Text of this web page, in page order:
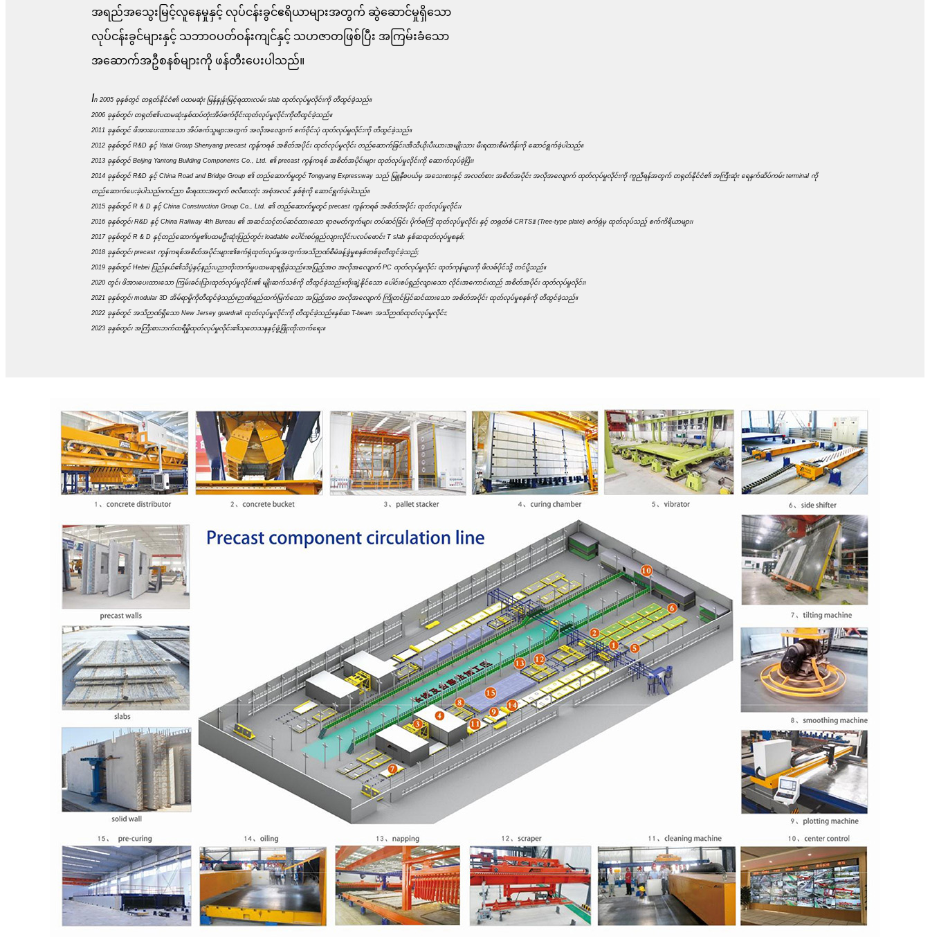
အရည်အသွေးမြင့်လူနေမှုနှင့် လုပ်ငန်းခွင်ဧရိယာများအတွက် ဆွဲဆောင်မှုရှိသော
လုပ်ငန်းခွင်များနှင့် သဘာဝပတ်ဝန်းကျင်နှင့် သဟဇာတဖြစ်ပြီး အကြမ်းခံသော
အဆောက်အဦစနစ်များကို ဖန်တီးပေးပါသည်။
In 2005 ခုနှစ်တွင် တရုတ်နိုင်ငံ၏ ပထမဆုံး မြန်နှုန်းမြင့်ရထားလမ်း slab ထုတ်လုပ်မှုလိုင်းကို တီထွင်ခဲ့သည်။
2006 ခုနှစ်တွင်၊ တရုတ်၏ပထမဆုံးနှစ်ထပ်တုံးအိပ်စက်ဝိုင်းထုတ်လုပ်မှုလိုင်းကိုတီထွင်ခဲ့သည်။
2011 ခုနှစ်တွင် ဖိအားပေးထားသော အိပ်စက်သူများအတွက် အလိုအလျောက် စက်ဝိုင်းပုံ ထုတ်လုပ်မှုလိုင်းကို တီထွင်ခဲ့သည်။
2012 ခုနှစ်တွင် R&D နှင့် Yatai Group Shenyang precast ကွန်ကရစ် အစိတ်အပိုင်း ထုတ်လုပ်မှုလိုင်း တည်ဆောက်ခြင်း၊အီသီယိုးပီးယားအမျိုးသား မီးရထားစီမံကိန်းကို ဆောင်ရွက်ခဲ့ပါသည်။
2013 ခုနှစ်တွင် Beijing Yantong Building Components Co., Ltd. ၏ precast ကွန်ကရစ် အစိတ်အပိုင်းများ ထုတ်လုပ်မှုလိုင်းကို ဆောက်လုပ်ခဲ့ပြီး၊
2014 ခုနှစ်တွင် R&D နှင့် China Road and Bridge Group ၏ တည်ဆောက်မှုတွင် Tongyang Expressway သည် မြူနီစပယ်မှ အသေးစားနှင့် အလတ်စား အစိတ်အပိုင်း အလိုအလျောက် ထုတ်လုပ်မှုလိုင်းကို ကူညီရန်အတွက် တရုတ်နိုင်ငံ၏ အကြီးဆုံး ရေနက်ဆိပ်ကမ်း terminal ကို
တည်ဆောက်ပေးခဲ့ပါသည်။ကင်ညာ မီးရထားအတွက် ဇလီဖားတုံး အစုံအလင် နှစ်စုံကို ဆောင်ရွက်ခဲ့ပါသည်။
2015 ခုနှစ်တွင် R & D နှင့် China Construction Group Co., Ltd. ၏ တည်ဆောက်မှုတွင် precast ကွန်ကရစ် အစိတ်အပိုင်း ထုတ်လုပ်မှုလိုင်း၊
2016 ခုနှစ်တွင်၊ R&D နှင့် China Railway 4th Bureau ၏ အဆင်သင့်တပ်ဆင်ထားသော ရာဇမတ်ကွက်များ တပ်ဆင်ခြင်း ပိုက်စင်္ကြံ ထုတ်လုပ်မှုလိုင်း နှင့် တရုတ်စံ CRTSⅢ (Tree-type plate) စက်ရုံမှ ထုတ်လုပ်သည့် စက်ကိရိယာများ၊
2017 ခုနှစ်တွင် R & D နှင့်တည်ဆောက်မှု၏ပထမဦးဆုံးပြည်တွင်း loadable ပေါင်းစပ်ရှည်လျားလိုင်းပလပ်ဖောင်း T slab နှစ်ဆထုတ်လုပ်မှုစနစ်;
2018 ခုနှစ်တွင်၊ precast ကွန်ကရစ်အစိတ်အပိုင်းများ၏စက်ရုံထုတ်လုပ်မှုအတွက်အသိဉာဏ်စီမံခန့်ခွဲမှုစနစ်တစ်ခုတီထွင်ခဲ့သည်;
2019 ခုနှစ်တွင် Hebei ပြည်နယ်၏သိပ္ပံနှင့်နည်းပညာတိုးတက်မှုပထမဆုရရှိခဲ့သည်။အပြည့်အဝ အလိုအလျောက် PC ထုတ်လုပ်မှုလိုင်း ထုတ်ကုန်များကို ဖိလစ်ပိုင်သို့ တင်ပို့သည်။
2020 တွင်၊ ဖိအားပေးထားသော ကြမ်းခင်းပြားထုတ်လုပ်မှုလိုင်း၏ မျိုးဆက်သစ်ကို တီထွင်ခဲ့သည်။တိုးချဲ့နိုင်သော ပေါင်းစပ်ရှည်လျားသော လိုင်းအကောင်းထည် အစိတ်အပိုင်း ထုတ်လုပ်မှုလိုင်း၊
2021 ခုနှစ်တွင်၊ modular 3D အိမ်ရာမှိုကိုတီထွင်ခဲ့သည်။ဉာဏ်ရည်ထက်မြက်သော အပြည့်အဝ အလိုအလျောက် ကြိုတင်ပြင်ဆင်ထားသော အစိတ်အပိုင်း ထုတ်လုပ်မှုစနစ်ကို တီထွင်ခဲ့သည်။
2022 ခုနှစ်တွင် အသိဉာဏ်ရှိသော New Jersey guardrail ထုတ်လုပ်မှုလိုင်းကို တီထွင်ခဲ့သည်။နှစ်ဆ T-beam အသိဉာဏ်ထုတ်လုပ်မှုလိုင်း;
2023 ခုနှစ်တွင်၊ အကြီးစားဘက်ထရီမှိုထုတ်လုပ်မှုလိုင်း၏သုတေသနနှင့်ဖွံ့ဖြိုးတိုးတက်ရေး။